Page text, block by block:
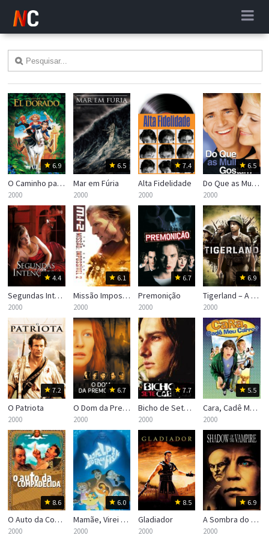
6.9
O Caminho para El Dorado
2000
6.5
Mar em Fúria
2000
7.4
Alta Fidelidade
2000
6.5
Do Que as Mulheres Gostam
2000
4.4
Segundas Intenções 2
2000
6.1
Missão Impossível 2
2000
6.7
Premonição
2000
6.9
Tigerland – A Caminho da Guerra
2000
7.2
O Patriota
2000
6.7
O Dom da Premonição
2000
7.7
Bicho de Sete Cabeças
2000
5.5
Cara, Cadê Meu Carro?
2000
8.6
O Auto da Compadecida
2000
6.0
Mamãe, Virei Um Peixe!
2000
8.5
Gladiador
2000
6.9
A Sombra do Vampiro
2000